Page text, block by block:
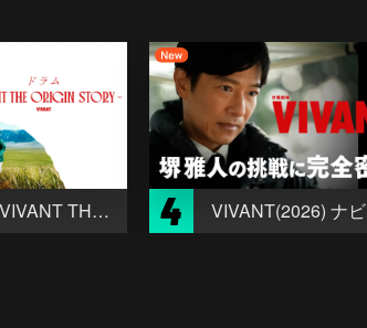
ドラム―VIVANT THE ORIGIN STORY― 4 VIVANT(2026) ナビ